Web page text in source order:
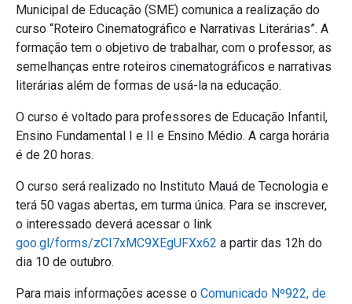
Municipal de Educação (SME) comunica a realização do
curso “Roteiro Cinematográfico e Narrativas Literárias”. A
formação tem o objetivo de trabalhar, com o professor, as
semelhanças entre roteiros cinematográficos e narrativas
literárias além de formas de usá-la na educação.
O curso é voltado para professores de Educação Infantil,
Ensino Fundamental I e II e Ensino Médio. A carga horária
é de 20 horas.
O curso será realizado no Instituto Mauá de Tecnologia e
terá 50 vagas abertas, em turma única. Para se inscrever,
o interessado deverá acessar o link
goo.gl/forms/zCI7xMC9XEgUFXx62 a partir das 12h do
dia 10 de outubro.
Para mais informações acesse o Comunicado Nº922, de